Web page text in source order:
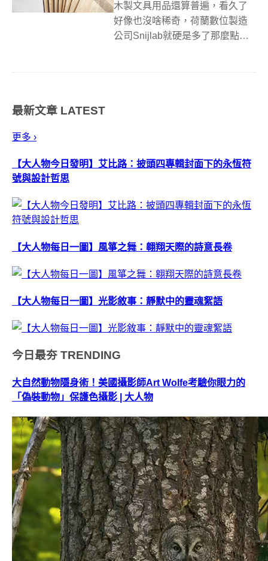
木製文具用品還算普遍，看久了
好像也沒啥稀奇，荷蘭數位製造
公司Snijlab就硬是多了那麼點巧
最新文章 LATEST
更多 ›
【大人物今日發明】艾比路：披頭四專輯封面下的永恆符
號與設計哲思
【大人物每日一圖】風箏之舞：翱翔天際的詩意長卷
【大人物每日一圖】光影敘事：靜默中的靈魂絮語
今日最夯 TRENDING
大自然動物隱身術！美國攝影師Art Wolfe考驗你眼力的
「偽裝動物」保護色攝影 | 大人物